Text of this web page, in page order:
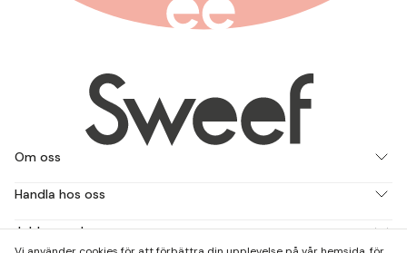
Om oss
Handla hos oss
Jobba med oss